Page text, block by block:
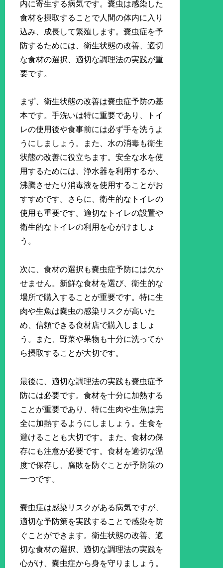
内に寄生する病気です。嚢虫は感染した
食材を摂取することで人間の体内に入り
込み、成長して繁殖します。嚢虫症を予
防するためには、衛生状態の改善、適切
な食材の選択、適切な調理法の実践が重
要です。
まず、衛生状態の改善は嚢虫症予防の基
本です。手洗いは特に重要であり、トイ
レの使用後や食事前には必ず手を洗うよ
うにしましょう。また、水の消毒も衛生
状態の改善に役立ちます。安全な水を使
用するためには、浄水器を利用するか、
沸騰させたり消毒液を使用することがお
すすめです。さらに、衛生的なトイレの
使用も重要です。適切なトイレの設置や
衛生的なトイレの利用を心がけましょ
う。
次に、食材の選択も嚢虫症予防には欠か
せません。新鮮な食材を選び、衛生的な
場所で購入することが重要です。特に生
肉や生魚は嚢虫の感染リスクが高いた
め、信頼できる食材店で購入しましょ
う。また、野菜や果物も十分に洗ってか
ら摂取することが大切です。
最後に、適切な調理法の実践も嚢虫症予
防には必要です。食材を十分に加熱する
ことが重要であり、特に生肉や生魚は完
全に加熱するようにしましょう。生食を
避けることも大切です。また、食材の保
存にも注意が必要です。食材を適切な温
度で保存し、腐敗を防ぐことが予防策の
一つです。
嚢虫症は感染リスクがある病気ですが、
適切な予防策を実践することで感染を防
ぐことができます。衛生状態の改善、適
切な食材の選択、適切な調理法の実践を
心がけ、嚢虫症から身を守りましょう。